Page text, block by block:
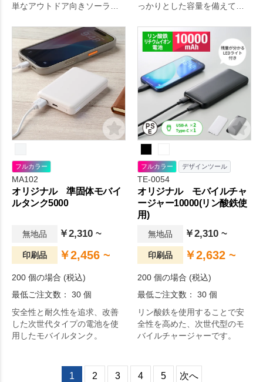
単なアウトドア向きソーラー
っかりとした容量を備えてお
切れをしっかりサポートしま
す。
フルカラー
MA102
オリジナル 準固体モバイ
ルタンク5000
無地品 ￥2,310 ~
印刷品 ￥2,456 ~
200 個の場合 (税込)
最低ご注文数： 30 個
安全性と耐久性を追求、改善
した次世代タイプの電池を使
用したモバイルタンク。
フルカラー デザインツール
TE-0054
オリジナル モバイルチャ
ージャー10000(リン酸鉄使
用)
無地品 ￥2,310 ~
印刷品 ￥2,632 ~
200 個の場合 (税込)
最低ご注文数： 30 個
リン酸鉄を使用することで安
全性を高めた、次世代型のモ
バイルチャージャーです。
1 2 3 4 5 次へ